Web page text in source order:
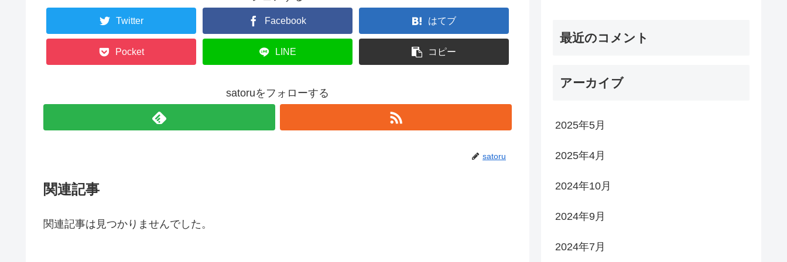
Twitter Facebook はてブ
Pocket LINE コピー
satoruをフォローする
satoru
関連記事
関連記事は見つかりませんでした。
最近のコメント
アーカイブ
2025年5月
2025年4月
2024年10月
2024年9月
2024年7月